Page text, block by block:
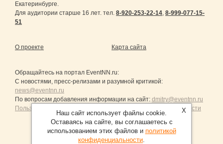
Екатеринбурге.
Для аудитории старше 16 лет. тел. 8-920-253-22-14, 8-999-077-15-
51
О проекте Карта сайта
Обращайтесь на портал EventNN.ru:
С новостями, пресс-релизами и разумной критикой:
news@eventnn.ru
По вопросам добавления информации на сайт: dmitry@eventnn.ru
Пользовательское Соглашение и политика конфиденциальности
X
Наш сайт использует файлы cookie.
Оставаясь на сайте, вы соглашаетесь с
использованием этих файлов и политикой
конфиденциальности.